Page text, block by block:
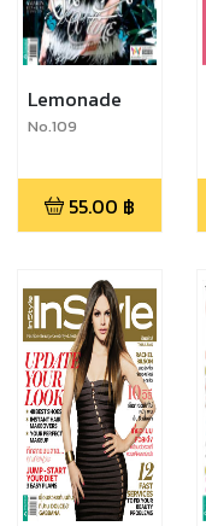
Lemonade
No.109
55.00 ฿